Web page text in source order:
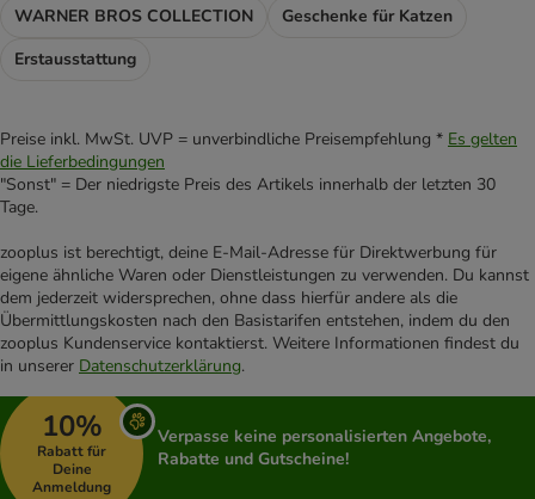
WARNER BROS COLLECTION
Geschenke für Katzen
Erstausstattung
Preise inkl. MwSt. UVP = unverbindliche Preisempfehlung * Es gelten
die Lieferbedingungen
"Sonst" = Der niedrigste Preis des Artikels innerhalb der letzten 30
Tage.
zooplus ist berechtigt, deine E-Mail-Adresse für Direktwerbung für
eigene ähnliche Waren oder Dienstleistungen zu verwenden. Du kannst
dem jederzeit widersprechen, ohne dass hierfür andere als die
Übermittlungskosten nach den Basistarifen entstehen, indem du den
zooplus Kundenservice kontaktierst. Weitere Informationen findest du
in unserer Datenschutzerklärung.
10%
Rabatt für
Deine
Anmeldung
Verpasse keine personalisierten Angebote,
Rabatte und Gutscheine!